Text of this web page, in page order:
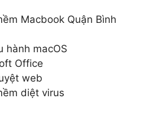
Macbook Quận Bình
hành macOS
Office
web
diệt virus